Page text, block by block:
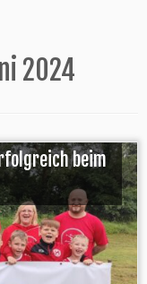
2024
beim